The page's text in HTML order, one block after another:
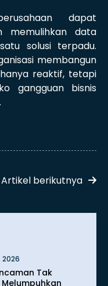
dapat
memulihkan data
solusi terpadu.
membangun
reaktif, tetapi
gangguan bisnis
Artikel berikutnya
Tak